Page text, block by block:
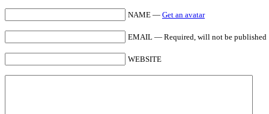
NAME — Get an avatar
EMAIL — Required, will not be published
WEBSITE